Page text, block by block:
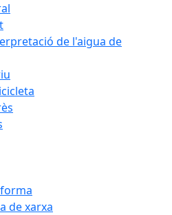
de l'aigua de
de xarxa